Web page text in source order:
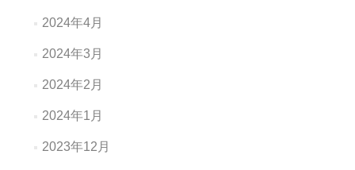
2024年4月
2024年3月
2024年2月
2024年1月
2023年12月